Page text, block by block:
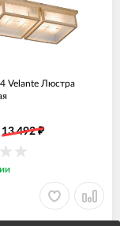
Velante Люстра
13 492₽